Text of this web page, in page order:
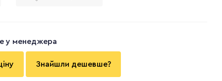
у менеджера
Знайшли дешевше?